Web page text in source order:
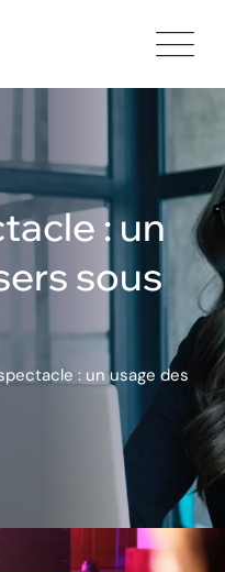
: un
sous
: un usage des